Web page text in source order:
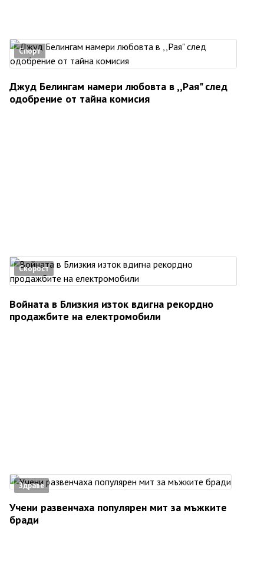
Спорт
Джуд Белингам намери любовта в ,,Рая" след
одобрение от тайна комисия
Скорост
Войната в Близкия изток вдигна рекордно
продажбите на електромобили
Здраве
Учени развенчаха популярен мит за мъжките
бради